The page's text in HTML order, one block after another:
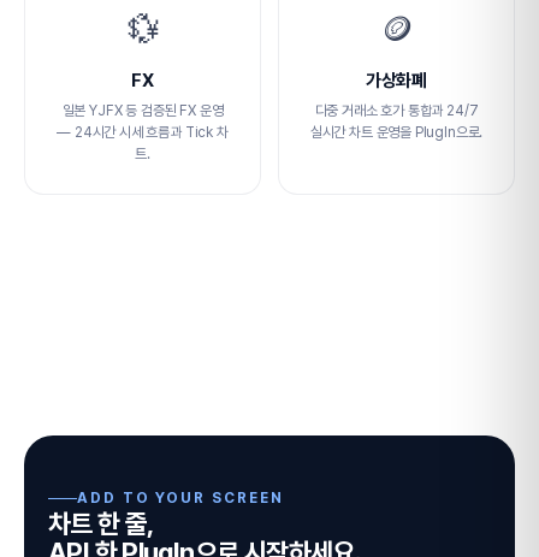
💱
FX
일본 YJFX 등 검증된 FX 운영
— 24시간 시세 흐름과 Tick 차
트.
🪙
가상화폐
다중 거래소 호가 통합과 24/7
실시간 차트 운영을 PlugIn으로.
ADD TO YOUR SCREEN
차트 한 줄,